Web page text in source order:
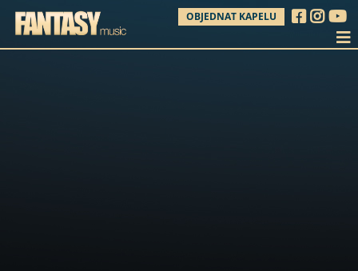
OBJEDNAT KAPELU